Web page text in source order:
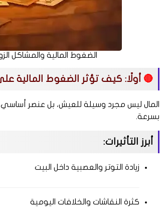
الضغوط المالية والمشاكل
🔴 أولًا: كيف تؤثر الضغوط المالية
المال ليس مجرد وسيلة للعيش، بل عنصر أساسي
بسرعة.
أبرز التأثيرات:
زيادة التوتر والعصبية داخل البيت
كثرة النقاشات والخلافات اليومية